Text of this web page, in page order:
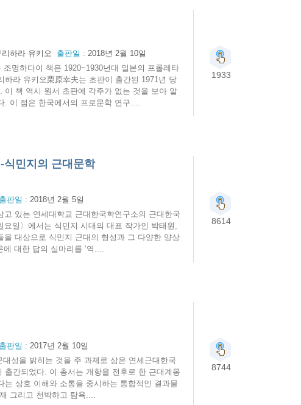
리하라 유키오 출판일 : 2018년 2월 10일
명하다이 책은 1920~1930년대 일본의 프롤레타
라 유키오栗原幸夫는 초판이 출간된 1971년 당
책 역시 원서 초판에 각주가 없는 것을 보아 알
. 이 점은 한국에서의 프로문학 연구....
1933
식민지의 근대문학
출판일 : 2018년 2월 5일
있는 연세대학교 근대한국학연구소의 근대한국
일〉에서는 식민지 시대의 대표 작가인 박태원,
대상으로 식민지 근대의 형성과 그 다양한 양상
대한 답의 실마리를 ‘역....
8614
출판일 : 2017년 2월 10일
대성을 밝히는 것을 주 과제로 삼은 연세근대한국
간되었다. 이 총서는 개항을 전후로 한 근대계몽
상호 이해와 소통을 중시하는 통합적인 결과물
그리고 천박하고 탐욕....
8744